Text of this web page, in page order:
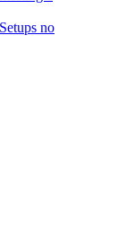
no